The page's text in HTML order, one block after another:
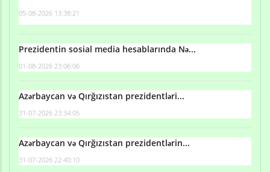
05-08-2026 13:38:21
Prezidentin sosial media hesablarında Nə...
01-08-2026 23:06:06
Azərbaycan və Qırğızıstan prezidentləri...
31-07-2026 23:34:05
Azərbaycan və Qırğızıstan prezidentlərin...
31-07-2026 22:40:10